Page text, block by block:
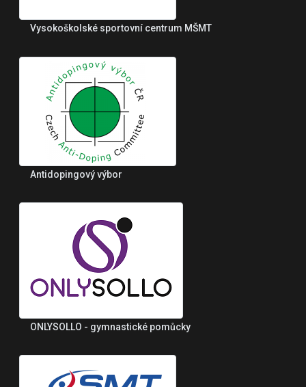
Vysokoškolské sportovní centrum MŠMT
Antidopingový výbor
ONLYSOLLO - gymnastické pomůcky